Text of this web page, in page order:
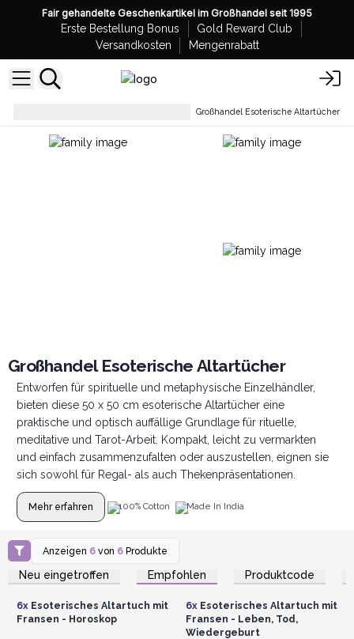
Fair gehandelte Geschenkartikel im Großhandel seit 1995
Erste Bestellung Bonus
Gold Reward Club
Versandkosten
Mengenrabatt
Großhandel Esoterische Altartücher
Großhandel Esoterische Altartücher
Entworfen für spirituelle und metaphysische Einzelhändler,
bieten diese 50 x 50 cm esoterische Altartücher eine
praktische und optisch auffällige Grundlage für rituelle,
meditative und Tarot-Arbeit. Kompakt, leicht zu vermarkten
und einfach zusammenzufalten oder auszustellen, eignen sie
sich sowohl für Regal- als auch Thekenpräsentationen.
Mehr erfahren 100% Cotton Made In India
Anzeigen 6 von 6 Produkte
Neu eingetroffen Empfohlen Produktcode
Anmelden oder
Registrieren für
Großhandelspreise
6xEsoterisches Altartuch mit
Fransen - Horoskop
Registrieren für
Großhandelspreise
6xEsoterisches Altartuch mit
Fransen - Leben, Tod,
Wiedergeburt